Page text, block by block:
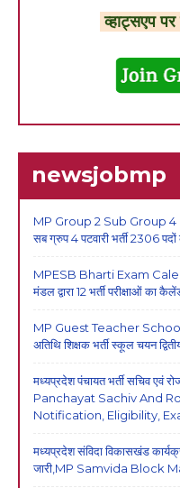
व्हाट्सएप
newsjobmp
MP Group 2 Sub Group 4
सब ग्रुप 4 पटवारी भर्ती 2306
MPESB Bharti Exam
मंडल द्वारा 12 भर्ती परीक्षाओं का
MP Guest Teacher
अतिथि शिक्षक भर्ती स्कूल चयन
मध्यप्रदेश पंचायत भर्ती सचिव एवं
Panchayat Sachiv And
Notification, Eligibility,
मध्यप्रदेश संविदा विकासखंड
जारी,MP Samvida Block